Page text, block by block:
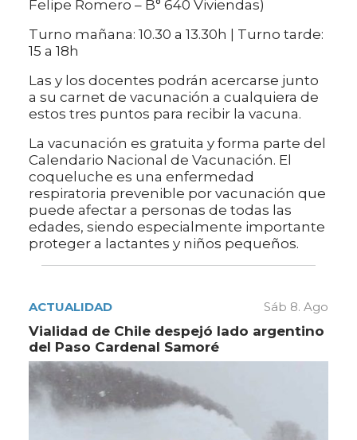
Felipe Romero – B° 640 Viviendas)
Turno mañana: 10.30 a 13.30h | Turno tarde:
15 a 18h
Las y los docentes podrán acercarse junto
a su carnet de vacunación a cualquiera de
estos tres puntos para recibir la vacuna.
La vacunación es gratuita y forma parte del
Calendario Nacional de Vacunación. El
coqueluche es una enfermedad
respiratoria prevenible por vacunación que
puede afectar a personas de todas las
edades, siendo especialmente importante
proteger a lactantes y niños pequeños.
ACTUALIDAD Sáb 8. Ago
Vialidad de Chile despejó lado argentino
del Paso Cardenal Samoré